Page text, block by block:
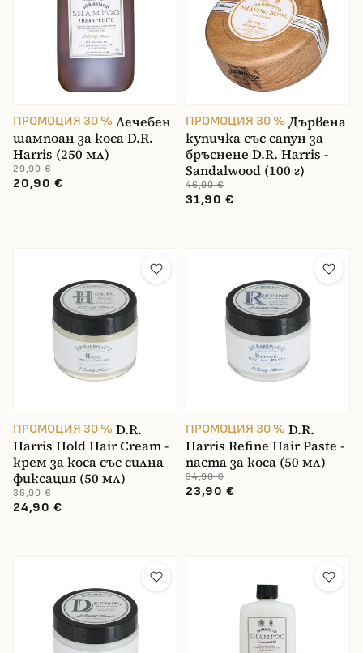
ПРОМОЦИЯ 30 % Лечебен
шампоан за коса D.R.
Harris (250 мл)
29,90 €
20,90 €
ПРОМОЦИЯ 30 % Дървена
купичка със сапун за
бръснене D.R. Harris -
Sandalwood (100 г)
46,90 €
31,90 €
ПРОМОЦИЯ 30 % D.R.
Harris Hold Hair Cream -
крем за коса със силна
фиксация (50 мл)
36,90 €
24,90 €
ПРОМОЦИЯ 30 % D.R.
Harris Refine Hair Paste -
паста за коса (50 мл)
34,90 €
23,90 €